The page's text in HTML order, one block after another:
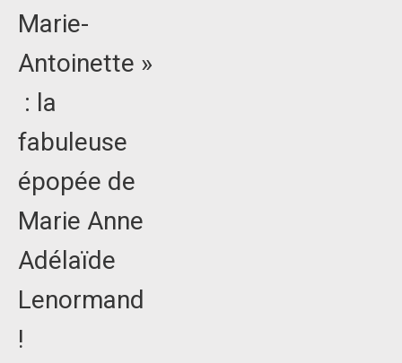
Marie-
Antoinette »
: la
fabuleuse
épopée de
Marie Anne
Adélaïde
Lenormand
!